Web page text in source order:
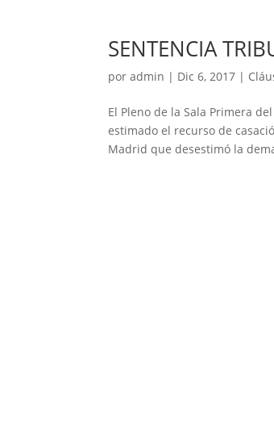
SENTENCIA
poradmin | Dic 6, 2017 |
El Pleno de la Sala Primera
estimado el recurso de
Madrid que desestimó la